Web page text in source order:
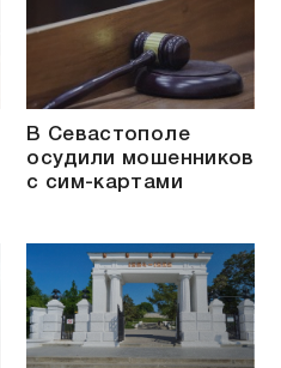
В Севастополе
осудили мошенников
с сим-картами